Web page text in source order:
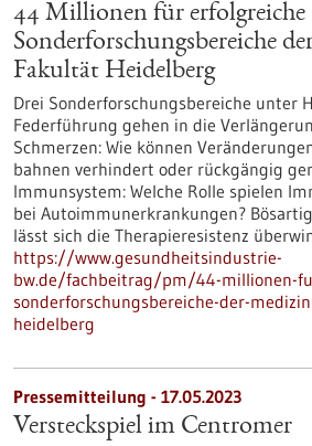
44 Millionen für erfolgreiche
Sonderforschungsbereiche
Fakultät Heidelberg
Drei Sonderforschungsbereiche unter
Federführung gehen in die
Schmerzen: Wie können
bahnen verhindert oder rückgängig
Immunsystem: Welche Rolle spielen
bei Autoimmunerkrankungen?
lässt sich die Therapieresistenz
https://www.gesundheitsindustrie-
bw.de/fachbeitrag/pm/44-millionen-
sonderforschungsbereiche-der-
heidelberg
Pressemitteilung - 17.05.2023
Versteckspiel im Centromer